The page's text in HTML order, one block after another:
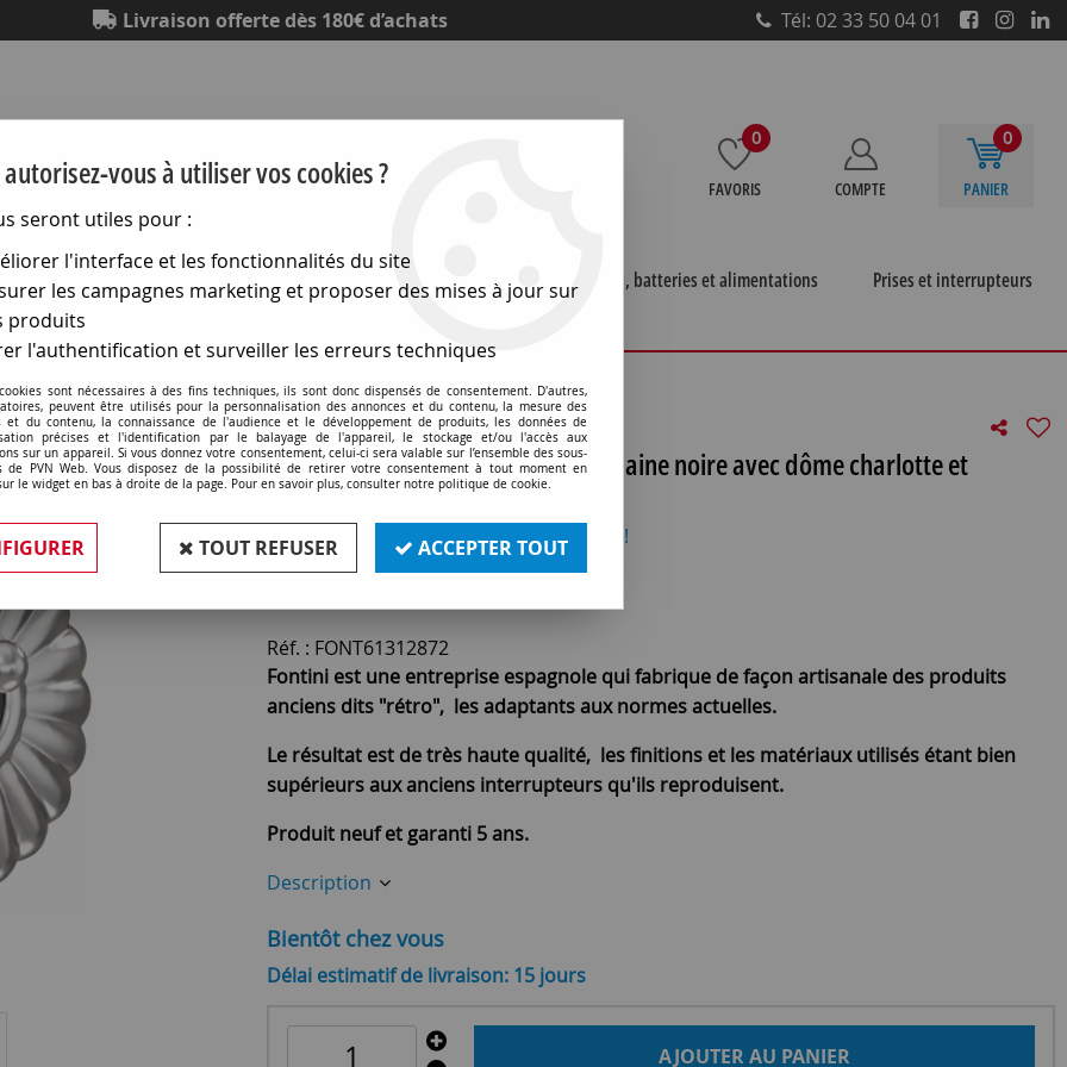
Livraison offerte dès 180€ d’achats Tél: 02 33 50 04 01
0
FAVORIS COMPTE
0
PANIER
Eclairage Matériel électrique Outillage Piles, batteries et alimentations Prises et interrupteurs
interrupteurs en saillie Dimbler
Bouton poussoir Dimbler en porcelaine noire avec dôme charlotte et
manette chromé brillante
Soyez le premier à donner votre avis !
Réf. : FONT61312872
Fontini est une entreprise espagnole qui fabrique de façon artisanale des produits
anciens dits "rétro", les adaptants aux normes actuelles.
Le résultat est de très haute qualité, les finitions et les matériaux utilisés étant bien
supérieurs aux anciens interrupteurs qu'ils reproduisent.
Produit neuf et garanti 5 ans.
Description
Bientôt chez vous
Délai estimatif de livraison: 15 jours
AJOUTER AU PANIER
vous à utiliser vos cookies ?
seront utiles pour :
l'interface et les fonctionnalités du site
les campagnes marketing et proposer des mises à jour sur
produits
l'authentification et surveiller les erreurs techniques
sont nécessaires à des fins techniques, ils sont donc dispensés de consentement. D'autres,
peuvent être utilisés pour la personnalisation des annonces et du contenu, la mesure des
et du contenu, la connaissance de l'audience et le développement de produits, les données de
précises et l'identification par le balayage de l'appareil, le stockage et/ou l'accès aux
sur un appareil. Si vous donnez votre consentement, celui-ci sera valable sur l’ensemble des sous-
de PVN Web. Vous disposez de la possibilité de retirer votre consentement à tout moment en
le widget en bas à droite de la page. Pour en savoir plus, consulter notre politique de cookie.
TOUT REFUSER ACCEPTER TOUT